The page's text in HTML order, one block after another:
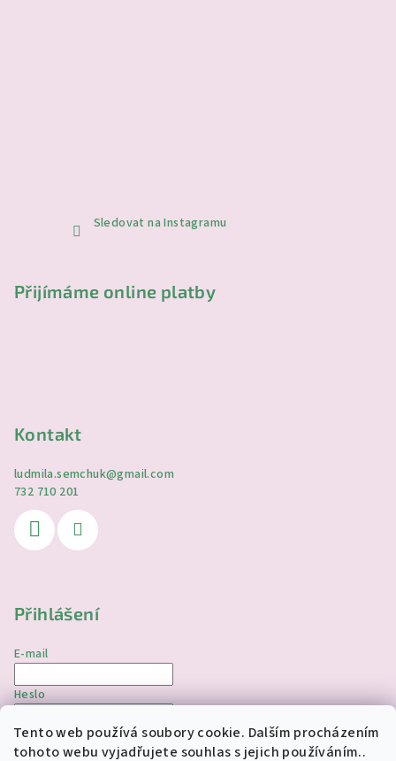
Tento web používá soubory cookie. Dalším procházením
tohoto webu vyjadřujete souhlas s jejich používáním..
Sledovat na Instagramu
Přijímáme online platby
Kontakt
ludmila.semchuk@gmail.com
732 710 201
Přihlášení
E-mail
Heslo
Přihlásit se